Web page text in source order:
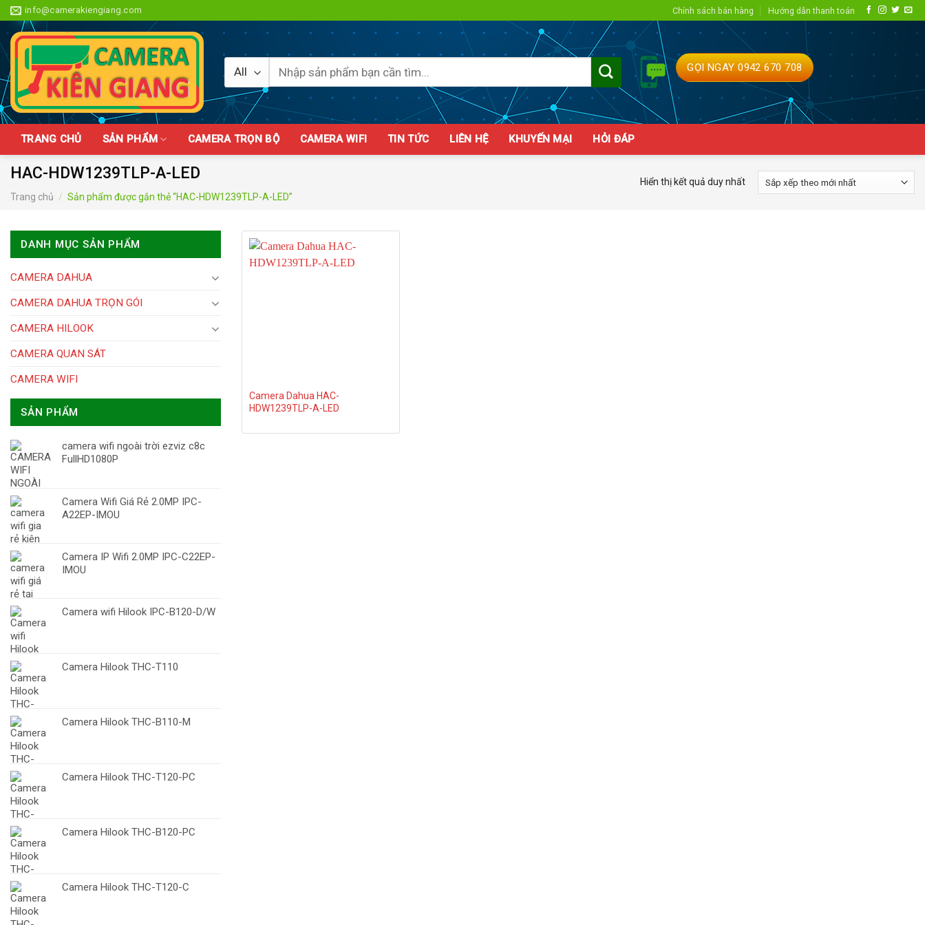
Skip
to
content
info@camerakiengiang.com Chính sách bán hàng Hướng dẫn thanh toán
Tìm
kiếm:
GỌI NGAY 0942 670 708
TRANG CHỦ SẢN PHẨM CAMERA TRỌN BỘ CAMERA WIFI TIN TỨC LIÊN HỆ KHUYẾN MẠI HỎI ĐÁP
HAC-HDW1239TLP-A-LED
Trang chủ / Sản phẩm được gắn thẻ “HAC-HDW1239TLP-A-LED”
Hiển thị kết quả duy nhất
DANH MỤC SẢN PHẨM
CAMERA DAHUA
CAMERA DAHUA TRỌN GÓI
CAMERA HILOOK
CAMERA QUAN SÁT
CAMERA WIFI
SẢN PHẨM
camera wifi ngoài trời ezviz c8c
FullHD1080P
Camera Wifi Giá Rẻ 2.0MP IPC-
A22EP-IMOU
Camera IP Wifi 2.0MP IPC-C22EP-
IMOU
Camera wifi Hilook IPC-B120-D/W
Camera Hilook THC-T110
Camera Hilook THC-B110-M
Camera Hilook THC-T120-PC
Camera Hilook THC-B120-PC
Camera Hilook THC-T120-C
Camera Dahua HAC-
HDW1239TLP-A-LED